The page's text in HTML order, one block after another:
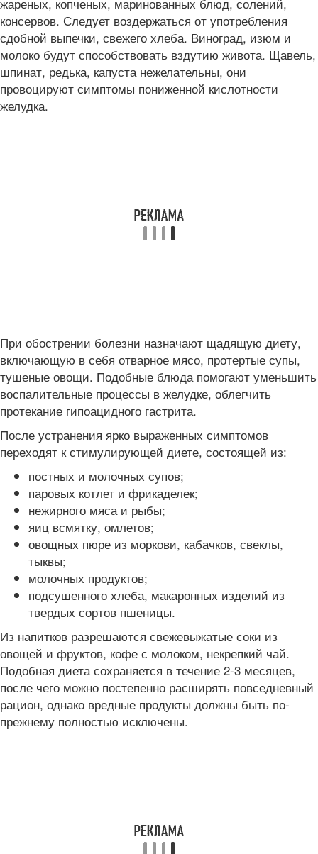
консервов. Следует воздержаться от употребления
сдобной выпечки, свежего хлеба. Виноград, изюм и
молоко будут способствовать вздутию живота. Щавель,
шпинат, редька, капуста нежелательны, они
провоцируют симптомы пониженной кислотности
желудка.
При обострении болезни назначают щадящую диету,
включающую в себя отварное мясо, протертые супы,
тушеные овощи. Подобные блюда помогают уменьшить
воспалительные процессы в желудке, облегчить
протекание гипоацидного гастрита.
После устранения ярко выраженных симптомов
переходят к стимулирующей диете, состоящей из:
постных и молочных супов;
паровых котлет и фрикаделек;
нежирного мяса и рыбы;
яиц всмятку, омлетов;
овощных пюре из моркови, кабачков, свеклы,
тыквы;
молочных продуктов;
подсушенного хлеба, макаронных изделий из
твердых сортов пшеницы.
Из напитков разрешаются свежевыжатые соки из
овощей и фруктов, кофе с молоком, некрепкий чай.
Подобная диета сохраняется в течение 2-3 месяцев,
после чего можно постепенно расширять повседневный
рацион, однако вредные продукты должны быть по-
прежнему полностью исключены.